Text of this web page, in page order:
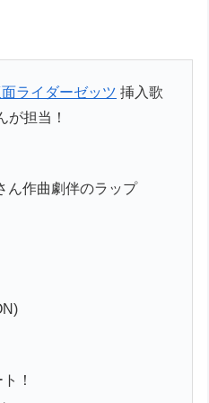
ライダーゼッツ 挿入歌
が担当！
ん作曲劇伴のラップ
！